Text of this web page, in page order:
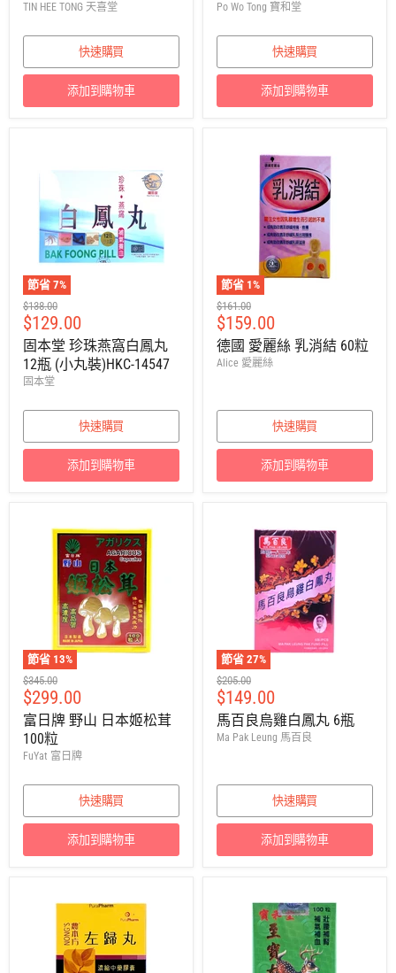
TIN HEE TONG 天喜堂
快速購買
添加到購物車
Po Wo Tong 寶和堂
快速購買
添加到購物車
節省 7%
建
議
零
售
價
$138.00
售
價
$129.00
固本堂 珍珠燕窩白鳳丸
12瓶 (小丸裝)HKC-14547
固本堂
快速購買
添加到購物車
節省 1%
建
議
零
售
價
$161.00
售
價
$159.00
德國 愛麗絲 乳消結 60粒
Alice 愛麗絲
快速購買
添加到購物車
節省 13%
建
議
零
售
價
$345.00
售
價
$299.00
富日牌 野山 日本姬松茸
100粒
FuYat 富日牌
快速購買
添加到購物車
節省 27%
建
議
零
售
價
$205.00
售
價
$149.00
馬百良烏雞白鳳丸 6瓶
Ma Pak Leung 馬百良
快速購買
添加到購物車